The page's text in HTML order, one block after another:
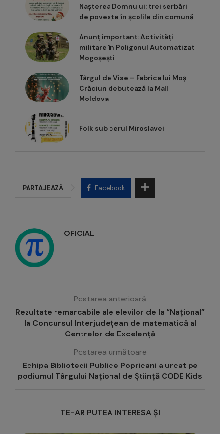
Nașterea Domnului: trei serbări
de poveste în școlile din comună
Anunț important: Activități
militare în Poligonul Automatizat
Mogoșești
Târgul de Vise – Fabrica lui Moș
Crăciun debutează la Mall
Moldova
Folk sub cerul Miroslavei
PARTAJEAZĂ Facebook
OFICIAL
Postarea anterioară
Rezultate remarcabile ale elevilor de la “Național”
la Concursul Interjudețean de matematică al
Centrelor de Excelență
Postarea următoare
Echipa Bibliotecii Publice Popricani a urcat pe
podiumul Târgului Național de Știință CODE Kids
TE-AR PUTEA INTERESA ȘI